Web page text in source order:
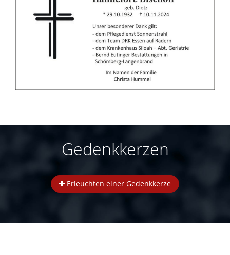
Gedenkkerzen
Erleuchten einer Gedenkkerze